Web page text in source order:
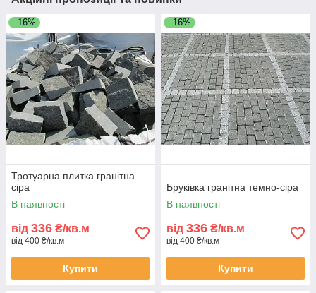
–16%
Тротуарна плитка гранітна
сіра
В наявності
від 336 ₴/кв.м
від 400 ₴/кв.м
Купити
–16%
Бруківка гранітна темно-сіра
В наявності
від 336 ₴/кв.м
від 400 ₴/кв.м
Купити